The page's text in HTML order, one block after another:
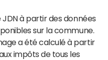
à partir des données
sur la commune.
a été calculé à partir
impôts de tous les